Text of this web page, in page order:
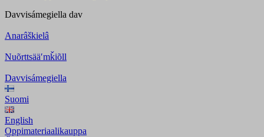
Davvisámegiella dav
Anarâškielâ
Nuõrttsääʹmǩiõll
Davvisámegiella
Suomi
English
Oppimateriaalikauppa